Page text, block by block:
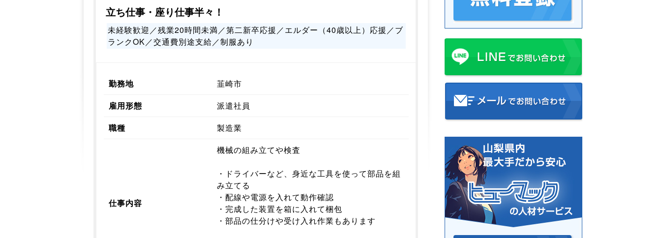
立ち仕事・座り仕事半々！
未経験歓迎／残業20時間未満／第二新卒応援／エルダー（40歳以上）応援／ブ
ランクOK／交通費別途支給／制服あり
勤務地
韮崎市
雇用形態
派遣社員
職種
製造業
仕事内容
機械の組み立てや検査
・ドライバーなど、身近な工具を使って部品を組
み立てる
・配線や電源を入れて動作確認
・完成した装置を箱に入れて梱包
・部品の仕分けや受け入れ作業もあります